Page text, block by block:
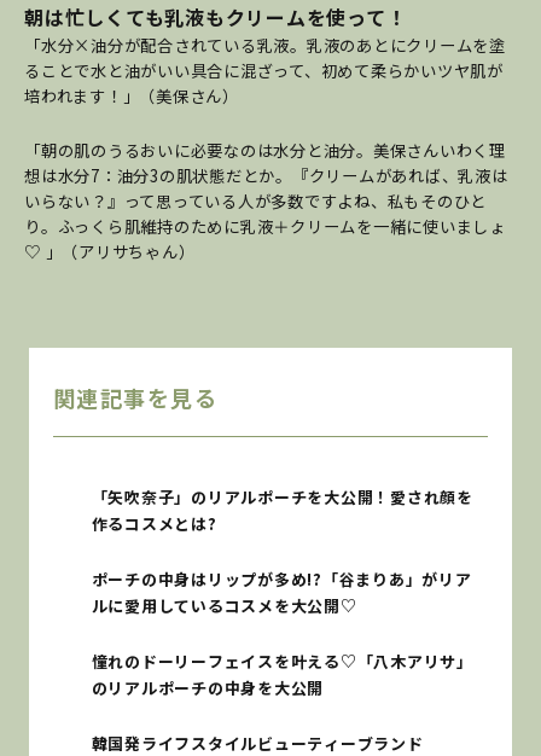
朝は忙しくても乳液もクリームを使って！
「水分×油分が配合されている乳液。乳液のあとにクリームを塗
ることで水と油がいい具合に混ざって、初めて柔らかいツヤ肌が
培われます！」（美保さん）
「朝の肌のうるおいに必要なのは水分と油分。美保さんいわく理
想は水分7：油分3の肌状態だとか。『クリームがあれば、乳液は
いらない？』って思っている人が多数ですよね、私もそのひと
り。ふっくら肌維持のために乳液＋クリームを一緒に使いましょ
♡ 」（アリサちゃん）
関連記事を見る
「矢吹奈子」のリアルポーチを大公開！愛され顔を
作るコスメとは?
ポーチの中身はリップが多め!?「谷まりあ」がリア
ルに愛用しているコスメを大公開♡
憧れのドーリーフェイスを叶える♡「八木アリサ」
のリアルポーチの中身を大公開
韓国発ライフスタイルビューティーブランド